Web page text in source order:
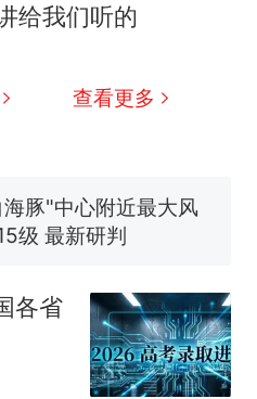
给我们听的
查看更多
床头放菜刀的女孩，
句“跟我回家”改写了
级 最新研判
学招聘物理教师，笔
聘，成立调查组全面
被第二名传话劝弃考
型预售价公布：
各省